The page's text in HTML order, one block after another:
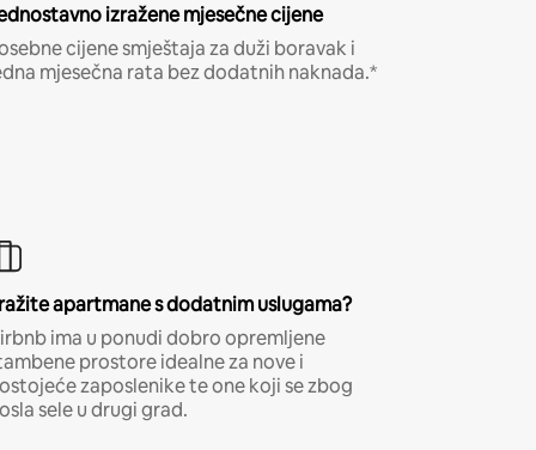
izražene mjesečne cijene
cijene smještaja za duži boravak i
mjesečna rata bez dodatnih naknada.*
apartmane s dodatnim uslugama?
ima u ponudi dobro opremljene
prostore idealne za nove i
zaposlenike te one koji se zbog
sele u drugi grad.